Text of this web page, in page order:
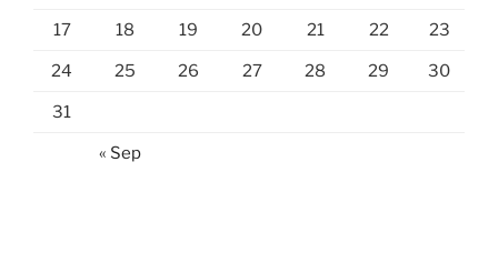
17 18 19 20 21 22 23
24 25 26 27 28 29 30
31
« Sep